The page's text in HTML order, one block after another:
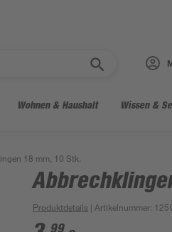
Wohnen & Haushalt Wissen &
18 mm, 10 Stk.
Produktdetails | Artikelnummer:
99